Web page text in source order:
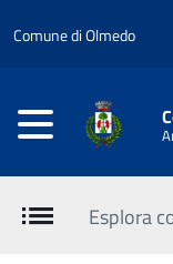
Comune di Olmedo
Esplora